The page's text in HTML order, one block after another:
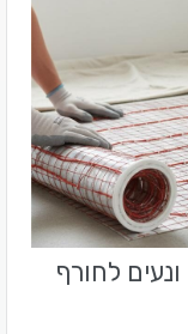
לחורף